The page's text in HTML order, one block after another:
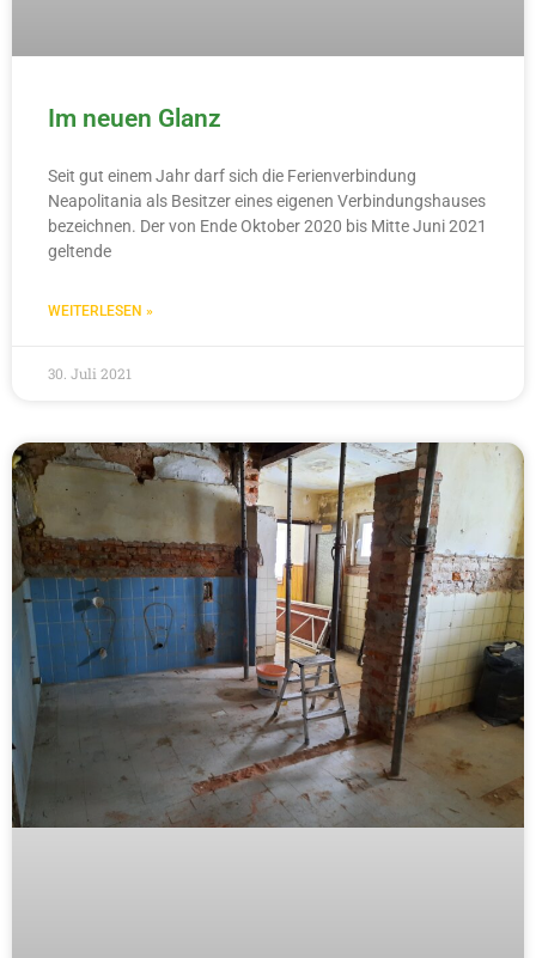
Im neuen Glanz
Seit gut einem Jahr darf sich die Ferienverbindung
Neapolitania als Besitzer eines eigenen Verbindungshauses
bezeichnen. Der von Ende Oktober 2020 bis Mitte Juni 2021
geltende
WEITERLESEN »
30. Juli 2021